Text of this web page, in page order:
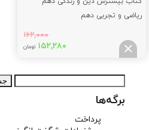
ریاضی و تجربی دهم
۱۶۲,۰۰۰
قیمت
تومان
بود.
۱۵۲,۲۸۰ تومانقیمت
تومان.
جستجو
برای:
برگه‌ها
پرداخت